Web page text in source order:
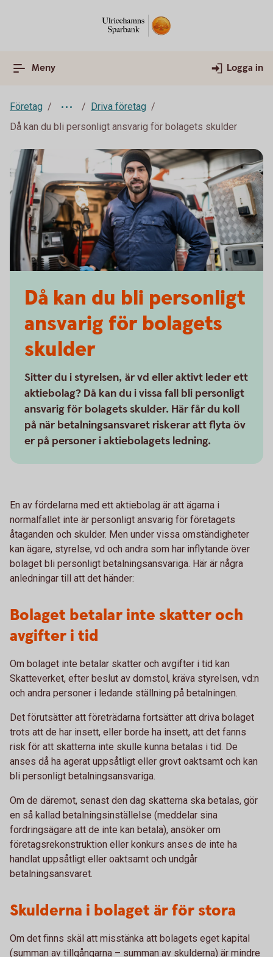
Meny Logga in
Företag
Driva företag
Då kan du bli personligt ansvarig för bolagets skulder
Då kan du bli personligt
ansvarig för bolagets
skulder
Sitter du i styrelsen, är vd eller aktivt leder ett
aktiebolag? Då kan du i vissa fall bli personligt
ansvarig för bolagets skulder. Här får du koll
på när betalningsansvaret riskerar att flyta öv
er på personer i aktiebolagets ledning.
En av fördelarna med ett aktiebolag är att ägarna i
normalfallet inte är personligt ansvarig för företagets
åtaganden och skulder. Men under vissa omständigheter
kan ägare, styrelse, vd och andra som har inflytande över
bolaget bli personligt betalningsansvariga. Här är några
anledningar till att det händer:
Bolaget betalar inte skatter och
avgifter i tid
Om bolaget inte betalar skatter och avgifter i tid kan
Skatteverket, efter beslut av domstol, kräva styrelsen, vd:n
och andra personer i ledande ställning på betalningen.
Det förutsätter att företrädarna fortsätter att driva bolaget
trots att de har insett, eller borde ha insett, att det fanns
risk för att skatterna inte skulle kunna betalas i tid. De
anses då ha agerat uppsåtligt eller grovt oaktsamt och kan
bli personligt betalningsansvariga.
Om de däremot, senast den dag skatterna ska betalas, gör
en så kallad betalningsinställelse (meddelar sina
fordringsägare att de inte kan betala), ansöker om
företagsrekonstruktion eller konkurs anses de inte ha
handlat uppsåtligt eller oaktsamt och undgår
betalningsansvaret.
Skulderna i bolaget är för stora
Om det finns skäl att misstänka att bolagets eget kapital
(summan av tillgångarna – summan av skulderna) är mindre